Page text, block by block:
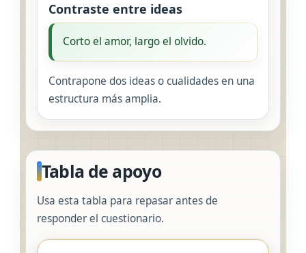
Contraste entre ideas
Corto el amor, largo el olvido.
Contrapone dos ideas o cualidades en una
estructura más amplia.
Tabla de apoyo
Usa esta tabla para repasar antes de
responder el cuestionario.